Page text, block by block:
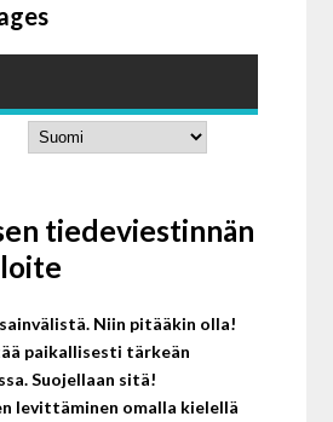
tiedeviestinnän
Niin pitääkin olla!
paikallisesti tärkeän
Suojellaan sitä!
levittäminen omalla kielellä